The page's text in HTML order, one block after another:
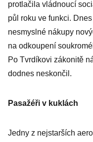
protlačila vládnoucí
půl roku ve funkci.
nesmyslné nákupy
na odkoupení
Po Tvrdíkovi zákonitě
dodnes neskončil.
Pasažéři v kuklách
Jedny z nejstarších